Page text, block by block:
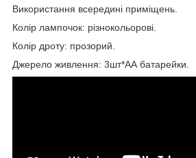
Використання всередині приміщень.
Колір лампочок: різнокольорові.
Колір дроту: прозорий.
Джерело живлення: 3шт*АА батарейки.